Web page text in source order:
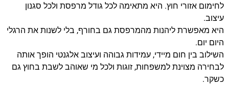
לחימום אזורי חוץ. היא מתאימה לכל גודל מרפסת ולכל סגנון
עיצוב.
היא מאפשרת ליהנות מהמרפסת גם בחורף, בלי לשנות את הרגלי
היום יום.
השילוב בין חום מיידי, עמידות גבוהה ועיצוב אלגנטי הופך אותה
לבחירה מצוינת למשפחות, זוגות ולכל מי שאוהב לשבת בחוץ גם
כשקר.